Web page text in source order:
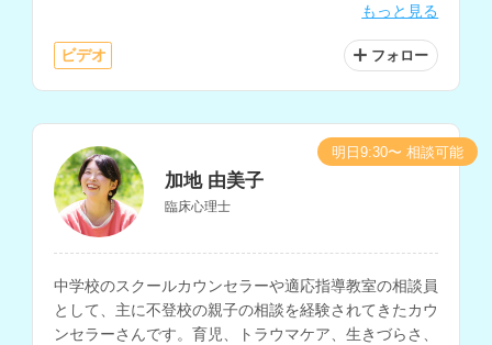
もっと見る
ビデオ フォロー
加地 由美子
臨床心理士
中学校のスクールカウンセラーや適応指導教室の相談員
として、主に不登校の親子の相談を経験されてきたカウ
ンセラーさんです。育児、トラウマケア、生きづらさ、
明日9:30〜 相談可能